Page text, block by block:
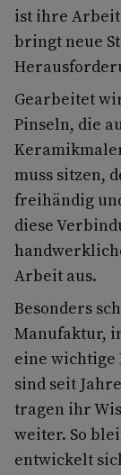
ist ihre Arbeit
bringt neue
Gearbeitet
Pinseln, die
muss sitzen,
freihändig
diese
Arbeit aus.
Besonders
Manufaktur,
eine
sind seit
tragen ihr
weiter. So
entwickelt